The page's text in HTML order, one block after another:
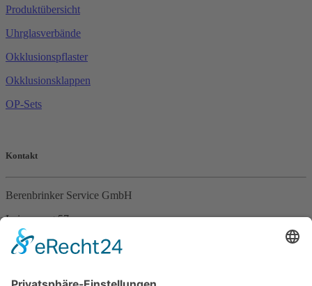
Produktübersicht
Uhrglasverbände
Okklusionspflaster
Okklusionsklappen
OP-Sets
Kontakt
Berenbrinker Service GmbH
Leinenweg 57
33415 Verl